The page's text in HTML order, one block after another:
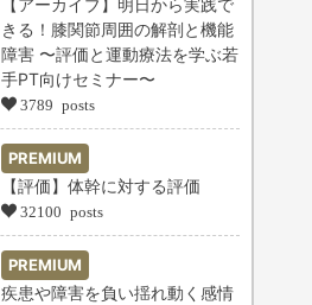
【アーカイブ】明日から実践で
きる！膝関節周囲の解剖と機能
障害 〜評価と運動療法を学ぶ若
手PT向けセミナー〜
3789 posts
PREMIUM
【評価】体幹に対する評価
32100 posts
PREMIUM
疾患や障害を負い揺れ動く感情